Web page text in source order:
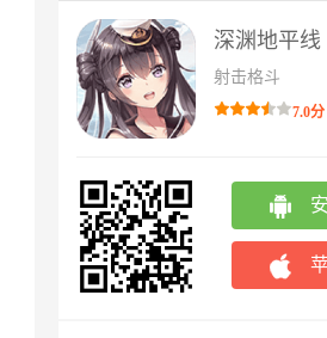
深渊地平线
射击格斗
7.0分